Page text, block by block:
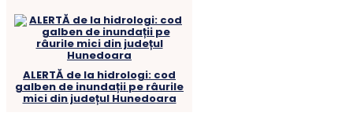
ALERTĂ de la hidrologi: cod
galben de inundații pe râurile
mici din județul Hunedoara